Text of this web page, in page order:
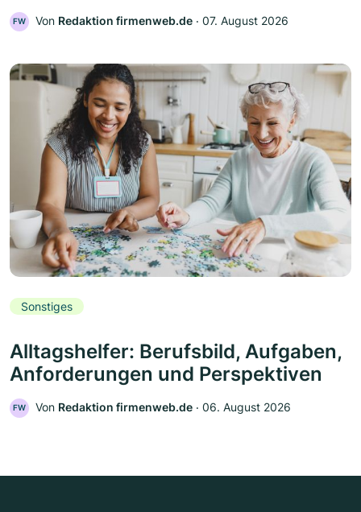
FW Von Redaktion firmenweb.de ‧ 07. August 2026
Sonstiges
Alltagshelfer: Berufsbild, Aufgaben,
Anforderungen und Perspektiven
FW Von Redaktion firmenweb.de ‧ 06. August 2026